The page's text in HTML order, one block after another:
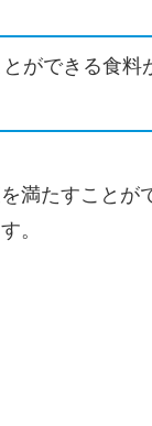
ができる食料
満たすことが
。